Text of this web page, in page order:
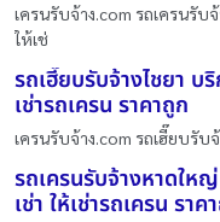
เครนรับจ้าง.com รถเครนรับ
ให้เช่
รถเฮี๊ยบรับจ้างไชยา บ
เช่ารถเครน ราคาถูก
เครนรับจ้าง.com รถเฮี๊ยบรับ
รถเครนรับจ้างหาดให
เช่า ให้เช่ารถเครน ราค